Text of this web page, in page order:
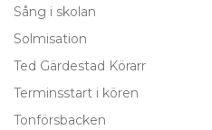
Sång i skolan
Solmisation
Ted Gärdestad Körarr
Terminsstart i kören
Tonförsbacken